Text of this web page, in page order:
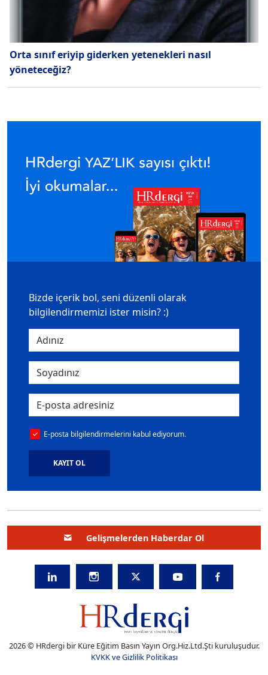
Orta sınıf eriyip giderken yetenekleri nasıl
yöneteceğiz?
Bizde içerik bol, seni düzenli olarak
bilgilendirmemizi ister misin? :)
E-posta bilgilendirmelerini kabul ediyorum.
KAYIT OL
Gelişmelerden Haberdar Ol
2026 © HRdergi bir Küre Eğitim Basın Yayın Org.Hiz.Ltd.Şti kuruluşudur.
KVKK ve Gizlilik Politikası